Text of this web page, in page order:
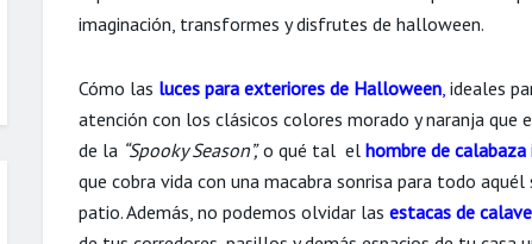
imaginación, transformes y disfrutes de halloween.
Cómo las luces para exteriores de Halloween, ideales
atención con los clásicos colores morado y naranja que
de la “Spooky Season”,o qué tal ​ el hombre de
que cobra vida con una macabra sonrisa para todo
patio. Además, no podemos olvidar las estacas de